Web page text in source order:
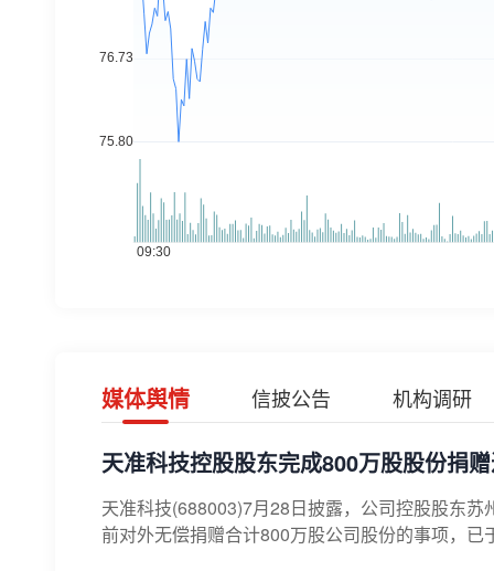
媒体舆情 信披公告 机构调研
天准科技控股股东完成800万股股份捐
天准科技(688003)7月28日披露，公司控股股东苏
前对外无偿捐赠合计800万股公司股份的事项，已